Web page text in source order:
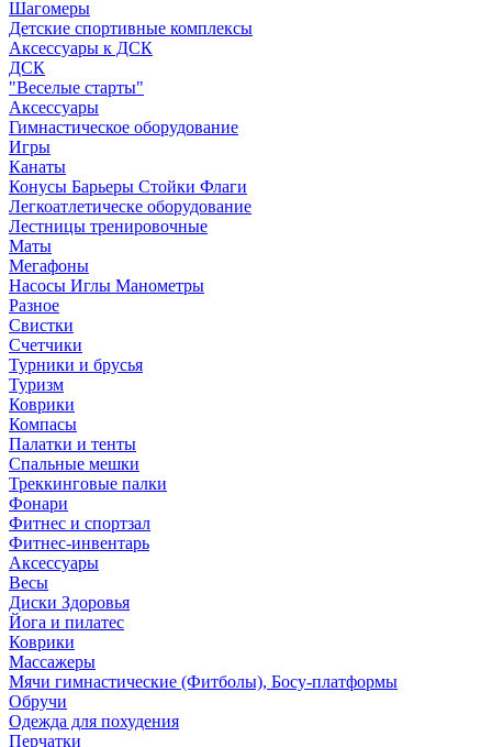
Шагомеры
Детские спортивные комплексы
Аксессуары к ДСК
ДСК
"Веселые старты"
Аксессуары
Гимнастическое оборудование
Игры
Канаты
Конусы Барьеры Стойки Флаги
Легкоатлетическе оборудование
Лестницы тренировочные
Маты
Мегафоны
Насосы Иглы Манометры
Разное
Свистки
Счетчики
Турники и брусья
Туризм
Коврики
Компасы
Палатки и тенты
Спальные мешки
Треккинговые палки
Фонари
Фитнес и спортзал
Фитнес-инвентарь
Аксессуары
Весы
Диски Здоровья
Йога и пилатес
Коврики
Массажеры
Мячи гимнастические (Фитболы), Босу-платформы
Обручи
Одежда для похудения
Перчатки